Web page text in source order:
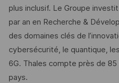
plus inclusif. Le Groupe
par an en Recherche &
des domaines clés de
cybersécurité, le quantique,
6G. Thales compte près de
pays. ​